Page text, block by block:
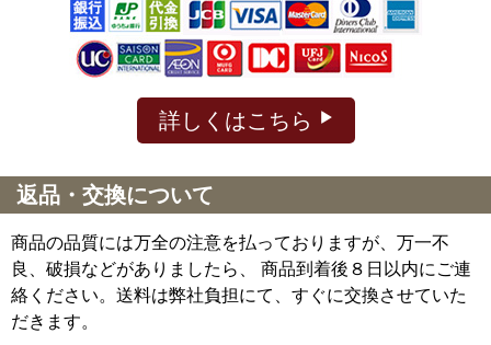
詳しくはこちら
返品・交換について
商品の品質には万全の注意を払っておりますが、万一不
良、破損などがありましたら、 商品到着後８日以内にご連
絡ください。送料は弊社負担にて、すぐに交換させていた
だきます。